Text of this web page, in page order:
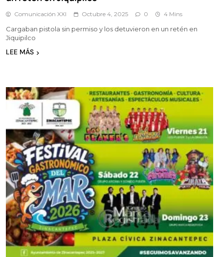
Comunicación XXI Octubre 4, 2025 0 4 Mins
Cargaban pistola sin permiso y los detuvieron en un retén en
Jiquipilco
LEE MÁS